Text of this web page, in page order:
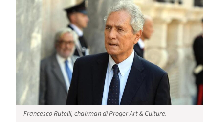
Francesco Rutelli, chairman di Proger Art & Culture.